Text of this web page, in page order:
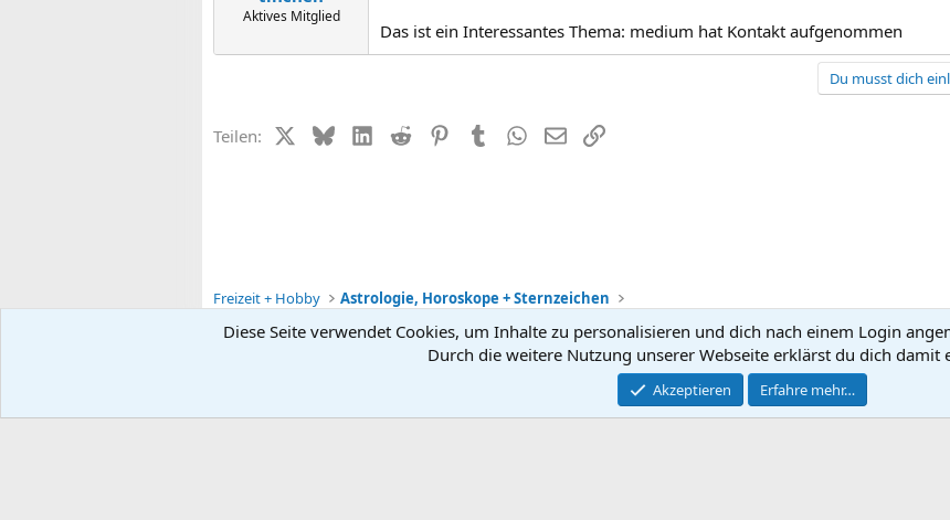
Aktives Mitglied
Das ist ein Interessantes Thema: medium hat Kontakt aufgenommen
Du musst dich
Teilen: X (Twitter)
BlueskyLinkedIn
Reddit PinterestTumblrWhatsApp
E-MailLink
Freizeit + Hobby Astrologie, Horoskope + Sternzeichen
Kontakt
Community platform by XenForo ® © 2010-2026 XenForo Ltd.
Diese Seite verwendet Cookies, um Inhalte zu personalisieren und dich nach einem Login
Durch die weitere Nutzung unserer Webseite erklärst du dich damit
Akzeptieren Erfahre mehr…